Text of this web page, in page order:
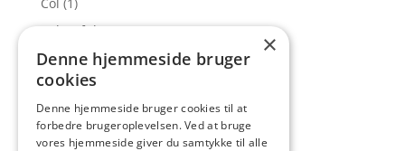
Colourful (1)
Colourful & P (1)
Colourful & Playful
Colourful favouri (1)
Colourful favourite (1)
×
Denne hjemmeside bruger
cookies
Denne hjemmeside bruger cookies til at
forbedre brugeroplevelsen. Ved at bruge
vores hjemmeside giver du samtykke til alle